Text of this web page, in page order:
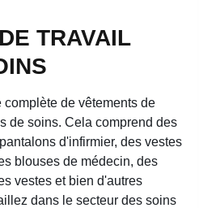
TRAVAIL
de vêtements de
de soins. Cela comprend des
d'infirmier, des vestes
blouses de médecin, des
vestes et bien d'autres
dans le secteur des soins